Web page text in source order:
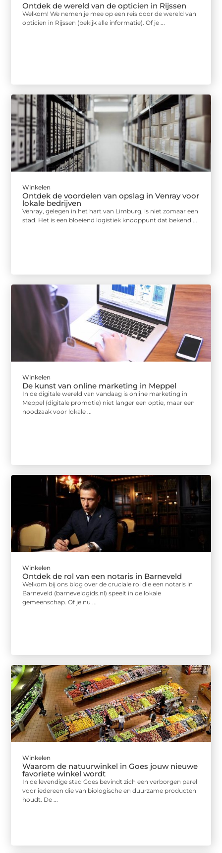
Ontdek de wereld van de opticien in Rijssen
Welkom! We nemen je mee op een reis door de wereld van
opticien in Rijssen (bekijk alle informatie). Of je ...
Winkelen
Ontdek de voordelen van opslag in Venray voor
lokale bedrijven
Venray, gelegen in het hart van Limburg, is niet zomaar een
stad. Het is een bloeiend logistiek knooppunt dat bekend ...
Winkelen
De kunst van online marketing in Meppel
In de digitale wereld van vandaag is online marketing in
Meppel (digitale promotie) niet langer een optie, maar een
noodzaak voor lokale ...
Winkelen
Ontdek de rol van een notaris in Barneveld
Welkom bij ons blog over de cruciale rol die een notaris in
Barneveld (barneveldgids.nl) speelt in de lokale
gemeenschap. Of je nu ...
Winkelen
Waarom de natuurwinkel in Goes jouw nieuwe
favoriete winkel wordt
In de levendige stad Goes bevindt zich een verborgen parel
voor iedereen die van biologische en duurzame producten
houdt. De ...